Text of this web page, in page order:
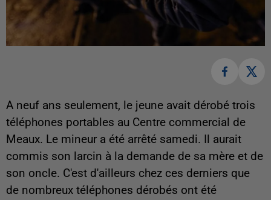
A neuf ans seulement, le jeune avait dérobé trois
téléphones portables au Centre commercial de
Meaux. Le mineur a été arrêté samedi. Il aurait
commis son larcin à la demande de sa mère et de
son oncle. C'est d'ailleurs chez ces derniers que
de nombreux téléphones dérobés ont été